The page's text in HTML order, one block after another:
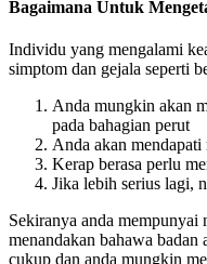
Bagaimana Untuk
Individu yang mengalami
simptom dan gejala seperti
Anda mungkin akan
pada bahagian perut
Anda akan mendapati
Kerap berasa perlu
Jika lebih serius lagi,
Sekiranya anda
menandakan bahawa
cukup dan anda mungkin